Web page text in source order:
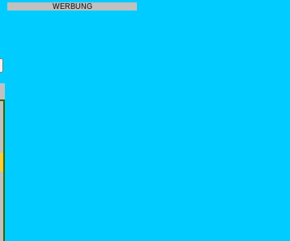
WERBUNG